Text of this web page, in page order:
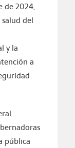
de 2024,
del
y la
a
pública